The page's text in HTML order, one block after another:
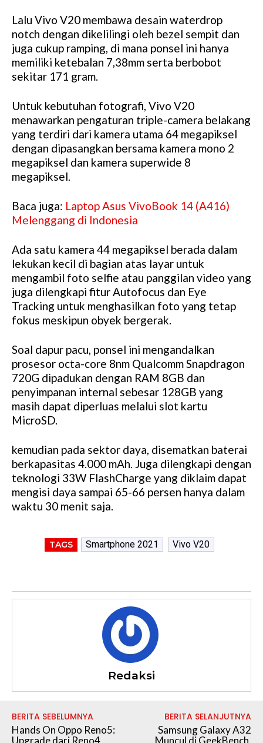
Lalu Vivo V20 membawa desain waterdrop
notch dengan dikelilingi oleh bezel sempit dan
juga cukup ramping, di mana ponsel ini hanya
memiliki ketebalan 7,38mm serta berbobot
sekitar 171 gram.
Untuk kebutuhan fotografi, Vivo V20
menawarkan pengaturan triple-camera belakang
yang terdiri dari kamera utama 64 megapiksel
dengan dipasangkan bersama kamera mono 2
megapiksel dan kamera superwide 8
megapiksel.
Baca juga: Laptop Asus VivoBook 14 (A416)
Melenggang di Indonesia
Ada satu kamera 44 megapiksel berada dalam
lekukan kecil di bagian atas layar untuk
mengambil foto selfie atau panggilan video yang
juga dilengkapi fitur Autofocus dan Eye
Tracking untuk menghasilkan foto yang tetap
fokus meskipun obyek bergerak.
Soal dapur pacu, ponsel ini mengandalkan
prosesor octa-core 8nm Qualcomm Snapdragon
720G dipadukan dengan RAM 8GB dan
penyimpanan internal sebesar 128GB yang
masih dapat diperluas melalui slot kartu
MicroSD.
kemudian pada sektor daya, disematkan baterai
berkapasitas 4.000 mAh. Juga dilengkapi dengan
teknologi 33W FlashCharge yang diklaim dapat
mengisi daya sampai 65-66 persen hanya dalam
waktu 30 menit saja.
TAGS Smartphone 2021 Vivo V20
Redaksi
BERITA SEBELUMNYA
Hands On Oppo Reno5:
Upgrade dari Reno4
BERITA SELANJUTNYA
Samsung Galaxy A32
Muncul di GeekBench,